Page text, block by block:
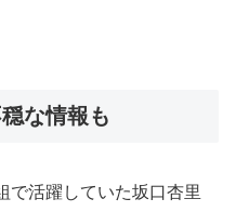
な情報も
で活躍していた坂口杏里